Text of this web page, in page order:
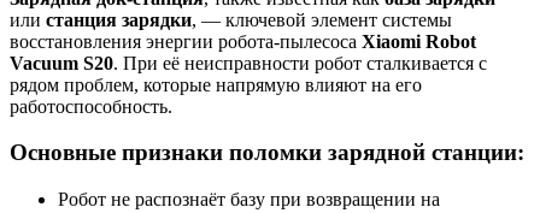
или станция зарядки, — ключевой элемент системы
восстановления энергии робота-пылесоса Xiaomi Robot
Vacuum S20. При её неисправности робот сталкивается с
рядом проблем, которые напрямую влияют на его
работоспособность.
Основные признаки поломки зарядной станции:
Робот не распознаёт базу при возвращении на